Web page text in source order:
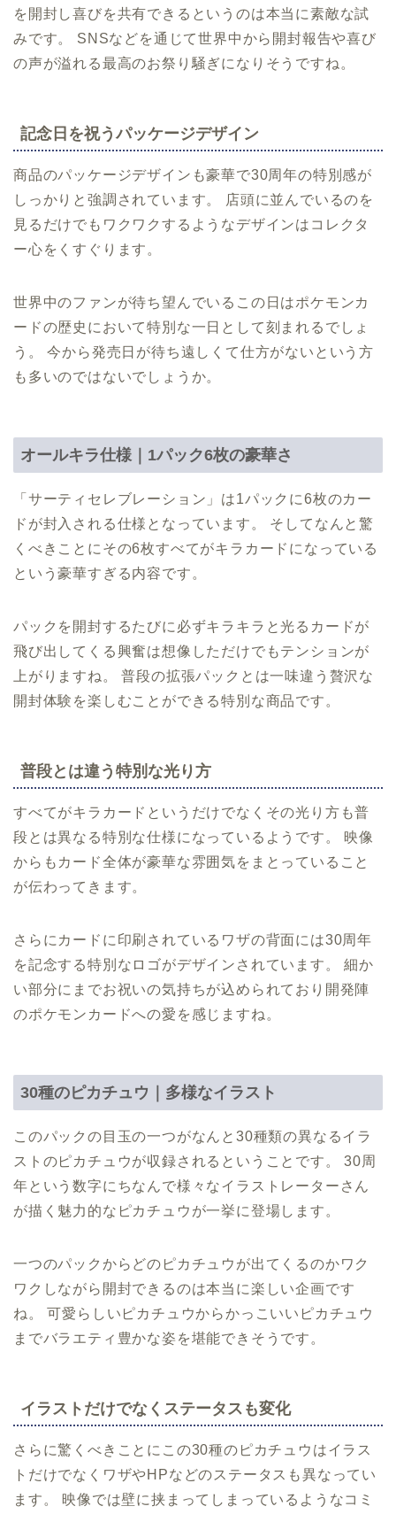
を開封し喜びを共有できるというのは本当に素敵な試
みです。 SNSなどを通じて世界中から開封報告や喜び
の声が溢れる最高のお祭り騒ぎになりそうですね。
記念日を祝うパッケージデザイン
商品のパッケージデザインも豪華で30周年の特別感が
しっかりと強調されています。 店頭に並んでいるのを
見るだけでもワクワクするようなデザインはコレクタ
ー心をくすぐります。
世界中のファンが待ち望んでいるこの日はポケモンカ
ードの歴史において特別な一日として刻まれるでしょ
う。 今から発売日が待ち遠しくて仕方がないという方
も多いのではないでしょうか。
オールキラ仕様｜1パック6枚の豪華さ
「サーティセレブレーション」は1パックに6枚のカー
ドが封入される仕様となっています。 そしてなんと驚
くべきことにその6枚すべてがキラカードになっている
という豪華すぎる内容です。
パックを開封するたびに必ずキラキラと光るカードが
飛び出してくる興奮は想像しただけでもテンションが
上がりますね。 普段の拡張パックとは一味違う贅沢な
開封体験を楽しむことができる特別な商品です。
普段とは違う特別な光り方
すべてがキラカードというだけでなくその光り方も普
段とは異なる特別な仕様になっているようです。 映像
からもカード全体が豪華な雰囲気をまとっていること
が伝わってきます。
さらにカードに印刷されているワザの背面には30周年
を記念する特別なロゴがデザインされています。 細か
い部分にまでお祝いの気持ちが込められており開発陣
のポケモンカードへの愛を感じますね。
30種のピカチュウ｜多様なイラスト
このパックの目玉の一つがなんと30種類の異なるイラ
ストのピカチュウが収録されるということです。 30周
年という数字にちなんで様々なイラストレーターさん
が描く魅力的なピカチュウが一挙に登場します。
一つのパックからどのピカチュウが出てくるのかワク
ワクしながら開封できるのは本当に楽しい企画です
ね。 可愛らしいピカチュウからかっこいいピカチュウ
までバラエティ豊かな姿を堪能できそうです。
イラストだけでなくステータスも変化
さらに驚くべきことにこの30種のピカチュウはイラス
トだけでなくワザやHPなどのステータスも異なってい
ます。 映像では壁に挟まってしまっているようなコミ